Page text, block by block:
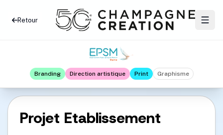
Retour
Branding Direction artistique Print Graphisme
Projet Etablissement